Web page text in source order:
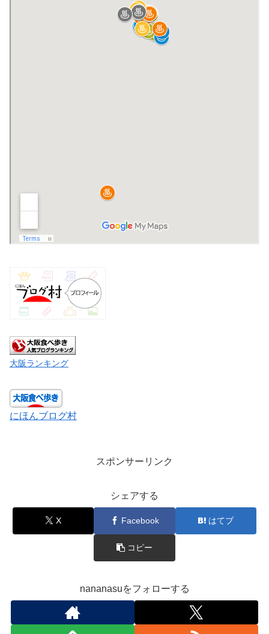
大阪ランキング
にほんブログ村
スポンサーリンク
シェアする
X Facebook はてブ
コピー
nananasuをフォローする